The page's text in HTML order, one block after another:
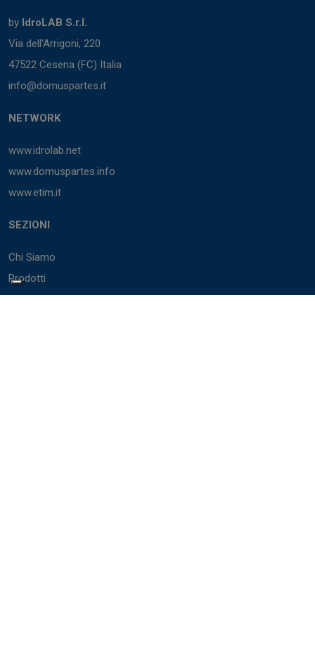
by IdroLAB S.r.l.
Via dell'Arrigoni, 220
47522 Cesena (FC) Italia
info@domuspartes.it
NETWORK
www.idrolab.net
www.domuspartes.info
www.etim.it
SEZIONI
Chi Siamo
Prodotti
Marchi